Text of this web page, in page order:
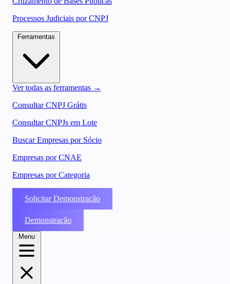
Processos Judiciais por CNPJ
Ver todas as ferramentas →
Consultar CNPJ Grátis
Consultar CNPJs em Lote
Buscar Empresas por Sócio
Empresas por CNAE
Empresas por Categoria
Solicitar Demonstração
Demonstração
Menu